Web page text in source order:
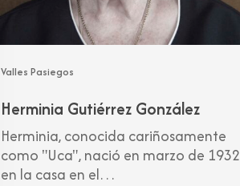
Valles Pasiegos
Herminia Gutiérrez González
Herminia, conocida cariñosamente
como "Uca", nació en marzo de 1932
en la casa en el…